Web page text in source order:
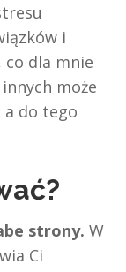
i
co dla mnie
może
a do tego
strony. W
Ci